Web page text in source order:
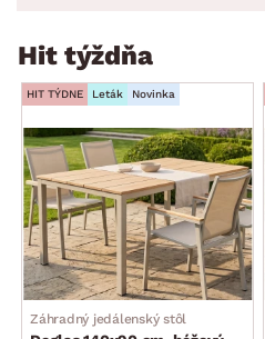
Hit týždňa
HIT TÝDNE Leták Novinka
Záhradný jedálenský stôl